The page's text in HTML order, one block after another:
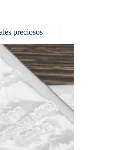
preciosos